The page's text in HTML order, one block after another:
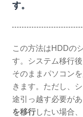
す。
この方法はHDDの
す。システム移行後
そのままパソコン
きます。ただし、
途引っ越す必要があ
を移行したい場合